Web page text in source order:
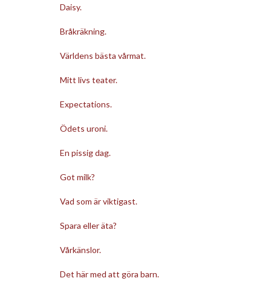
Daisy.
Bråkräkning.
Världens bästa vårmat.
Mitt livs teater.
Expectations.
Ödets uroni.
En pissig dag.
Got milk?
Vad som är viktigast.
Spara eller äta?
Vårkänslor.
Det här med att göra barn.